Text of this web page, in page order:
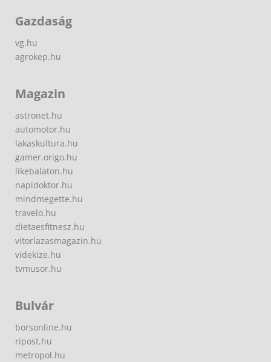
Gazdaság
vg.hu
agrokep.hu
Magazin
astronet.hu
automotor.hu
lakaskultura.hu
gamer.origo.hu
likebalaton.hu
napidoktor.hu
mindmegette.hu
travelo.hu
dietaesfitnesz.hu
vitorlazasmagazin.hu
videkize.hu
tvmusor.hu
Bulvár
borsonline.hu
ripost.hu
metropol.hu